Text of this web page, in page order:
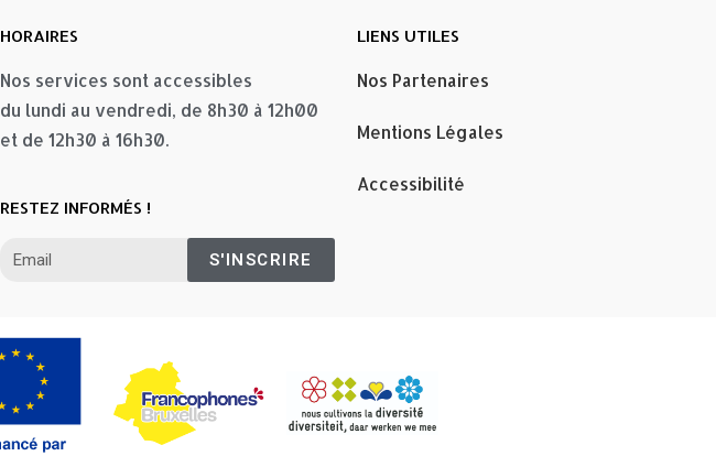
HORAIRES
Nos services sont accessibles
du lundi au vendredi, de 8h30 à 12h00
et de 12h30 à 16h30.
RESTEZ INFORMÉS !
S'INSCRIRE
LIENS UTILES
Nos Partenaires
Mentions Légales
Accessibilité